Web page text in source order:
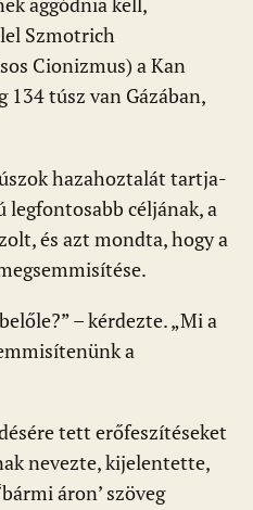
aggódnia kell,
Szmotrich
Cionizmus) a Kan
túsz van Gázában,
hazahoztalát tartja-
legfontosabb céljának, a
és azt mondta, hogy a
– kérdezte. „Mi a
a
tett erőfeszítéseket
nevezte, kijelentette,
áron’ szöveg